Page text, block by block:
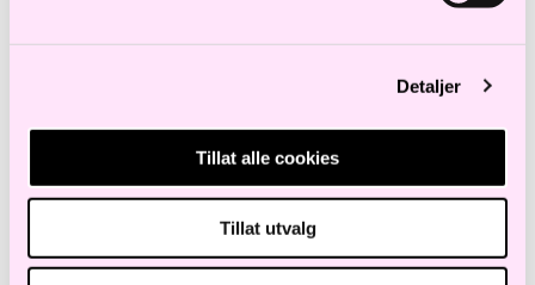
Detaljer
Tillat alle cookies
Tillat utvalg
Partner
i.johnson@haavind.no